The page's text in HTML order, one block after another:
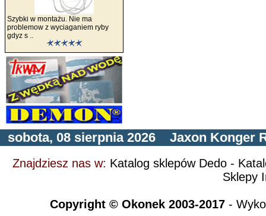
Szybki w montażu. Nie ma
problemow z wyciaganiem ryby
gdyz s ..
sobota, 08 sierpnia 2026 Jaxon Konger
Znajdziesz nas w: Katalog sklepów Dedo -
Sklepy
Copyright © Okonek 2003-2017-